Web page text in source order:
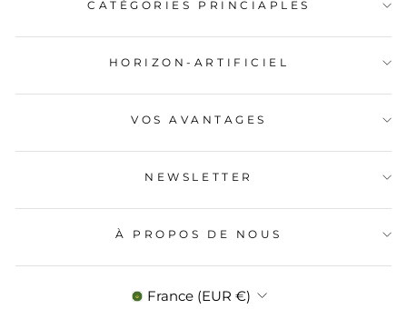
CATÉGORIES PRINCIAPLES
HORIZON-ARTIFICIEL
VOS AVANTAGES
NEWSLETTER
À PROPOS DE NOUS
DEVISE
France (EUR €)